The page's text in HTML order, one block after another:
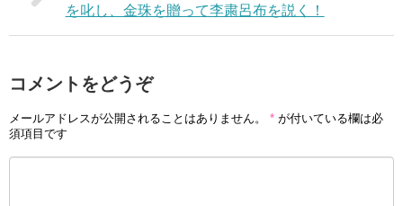
を叱し、金珠を贈って李粛呂布を説く！
コメントをどうぞ
メールアドレスが公開されることはありません。 * が付いている欄は必
須項目です